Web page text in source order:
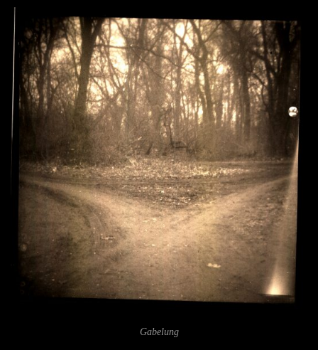
Gabelung